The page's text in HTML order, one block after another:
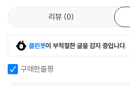
더 이상 없었다. 오랫동안 병에 시달리면
이다. 펠릭스와 디디는 서로 아무 말도 할
디디를 멀리하기 시작했다. 자신에게 찾
디디는 너무 화가 나서 견딜 수가 없었다.
의 허무한 마음과 화가 난 감정을 채워 주
리뷰 0
클린봇이 부적절한 글을 감지 중입니다.
구매한줄평